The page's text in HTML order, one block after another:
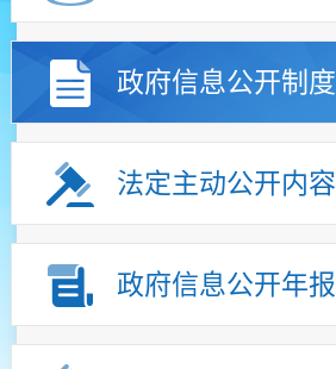
政府信息公开制度
法定主动公开内容
政府信息公开年报